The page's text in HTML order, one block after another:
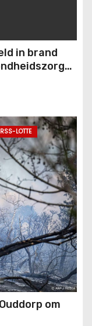
in brand
slechte
op de
RSS-LOTTE
om